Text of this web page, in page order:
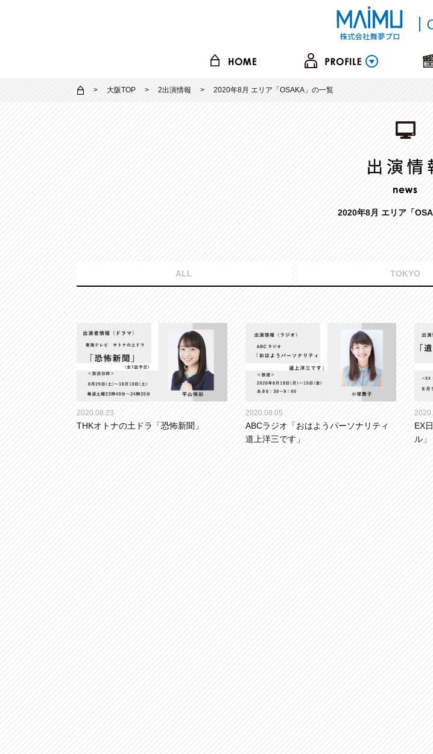
大阪TOP 2出演情報 2020年8月 エリア「OSAKA」の一覧
2020年8月 エリア「
ALL TOKYO
2020.08.23
THKオトナの土ドラ「恐怖新聞」
2020.08.05
ABCラジオ「おはようパーソナリティ
道上洋三です」
EX
ル」